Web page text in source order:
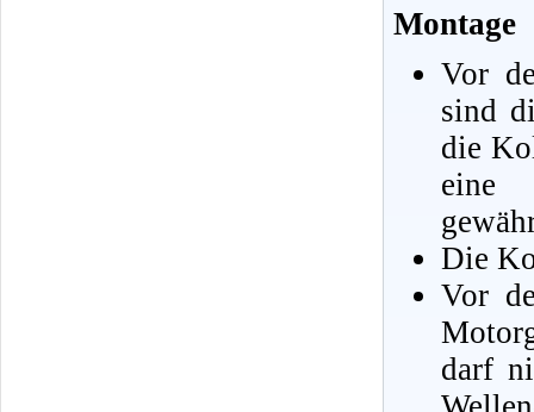
Montage
Vor
sind
die
eine
Die
Vor
darf